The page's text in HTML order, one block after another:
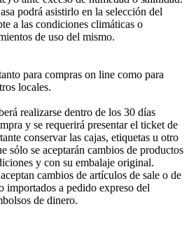
podrá asistirlo en la selección del
a las condiciones climáticas o
de uso del mismo.
para compras on line como para
locales.
realizarse dentro de los 30 días
y se requerirá presentar el ticket de
conservar las cajas, etiquetas u otro
sólo se aceptarán cambios de productos
y con su embalaje original.
cambios de artículos de sale o de
importados a pedido expreso del
de dinero.